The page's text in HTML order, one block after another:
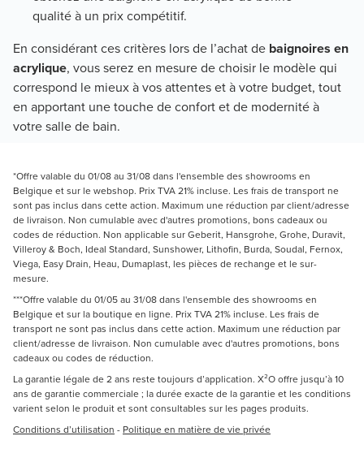
qualité à un prix compétitif.
En considérant ces critères lors de l’achat de baignoires en
acrylique, vous serez en mesure de choisir le modèle qui
correspond le mieux à vos attentes et à votre budget, tout
en apportant une touche de confort et de modernité à
votre salle de bain.
*Offre valable du 01/08 au 31/08 dans l'ensemble des showrooms en
Belgique et sur le webshop. Prix TVA 21% incluse. Les frais de transport ne
sont pas inclus dans cette action. Maximum une réduction par client/adresse
de livraison. Non cumulable avec d'autres promotions, bons cadeaux ou
codes de réduction. Non applicable sur Geberit, Hansgrohe, Grohe, Duravit,
Villeroy & Boch, Ideal Standard, Sunshower, Lithofin, Burda, Soudal, Fernox,
Viega, Easy Drain, Heau, Dumaplast, les pièces de rechange et le sur-
mesure.
***Offre valable du 01/05 au 31/08 dans l'ensemble des showrooms en
Belgique et sur la boutique en ligne. Prix TVA 21% incluse. Les frais de
transport ne sont pas inclus dans cette action. Maximum une réduction par
client/adresse de livraison. Non cumulable avec d'autres promotions, bons
cadeaux ou codes de réduction.
La garantie légale de 2 ans reste toujours d’application. X²O offre jusqu’à 10
ans de garantie commerciale ; la durée exacte de la garantie et les conditions
varient selon le produit et sont consultables sur les pages produits.
Conditions d’utilisation - Politique en matière de vie privée